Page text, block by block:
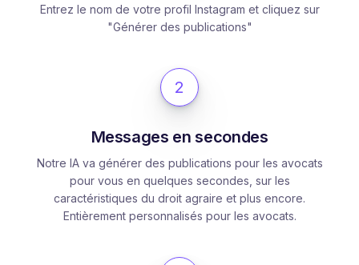
Entrez le nom de votre profil Instagram et cliquez sur
"Générer des publications"
2
Messages en secondes
Notre IA va générer des publications pour les avocats
pour vous en quelques secondes, sur les
caractéristiques du droit agraire et plus encore.
Entièrement personnalisés pour les avocats.